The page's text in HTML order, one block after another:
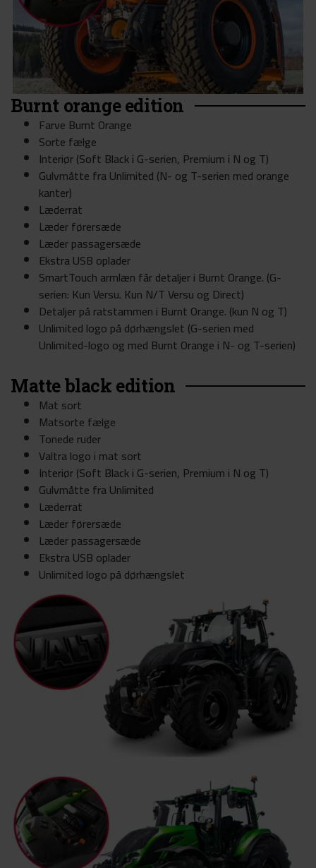
Burnt orange edition
Farve Burnt Orange
Sorte fælge ​
Interiør (Soft Black i G-serien, Premium i N og T)
Gulvmåtte fra Unlimited (N- og T-serien med orange
kanter)
Læderrat
Læder førersæde
Læder passagersæde
Ekstra USB oplader
SmartTouch armlæn får detaljer i Burnt Orange. (G-
serien: Kun Versu. Kun N/T Versu og Direct)
Detaljer på ratstammen i Burnt Orange. (kun N og T)
Unlimited logo på dørhængslet (G-serien med
Unlimited-logo og med Burnt Orange i N- og T-serien)
Matte black edition
Mat sort
Matsorte fælge
Tonede ruder
Valtra logo i mat sort
Interiør (Soft Black i G-serien, Premium i N og T)
Gulvmåtte fra Unlimited
Læderrat
Læder førersæde
Læder passagersæde
Ekstra USB oplader
Unlimited logo på dørhængslet